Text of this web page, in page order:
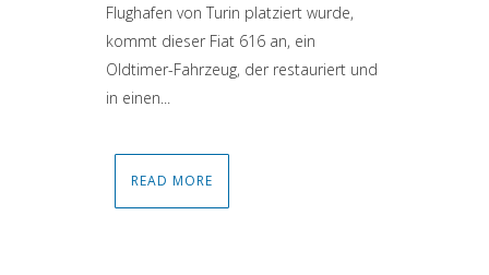
Flughafen von Turin platziert wurde,
kommt dieser Fiat 616 an, ein
Oldtimer-Fahrzeug, der restauriert und
in einen...
READ MORE